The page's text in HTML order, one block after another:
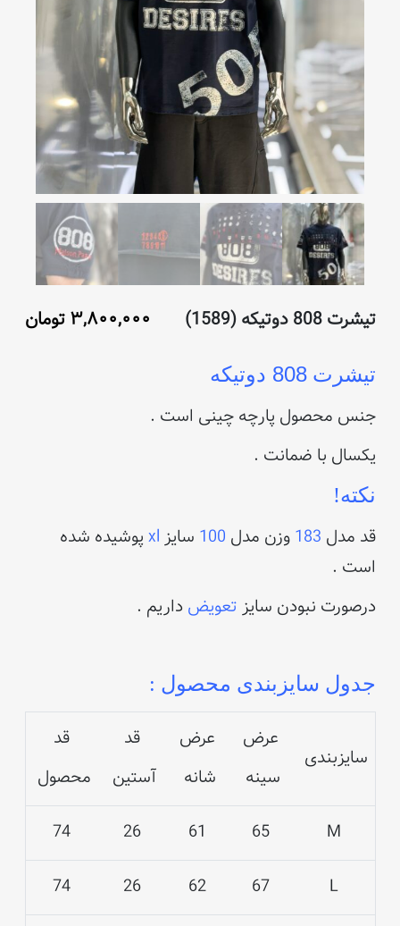
تیشرت 808 دوتیکه (1589) ۳,۸۰۰,۰۰۰ تومان
تیشرت808 دوتیکه
جنس محصول پارچه چینی است .
یکسال با ضمانت .
نکته!
قد مدل 183 وزن مدل 100 سایز xl پوشیده شده
است .
درصورت نبودن سایز تعویض داریم .
جدول سایزبندی محصول :
سایزبندی
عرض
سینه
عرض
شانه
قد
آستین
قد
محصول
M
65
61
26
74
L
67
62
26
74